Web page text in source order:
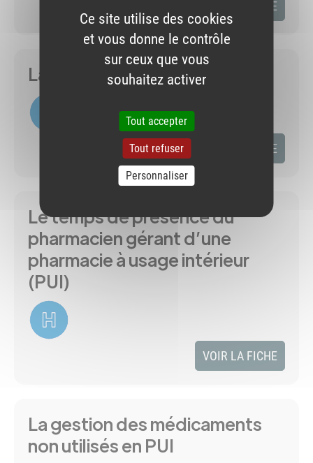
VOIR LA FICHE
La gestion des DASRI en PUI
VOIR LA FICHE
Le temps de présence du
pharmacien gérant d’une
pharmacie à usage intérieur
(PUI)
VOIR LA FICHE
La gestion des médicaments
non utilisés en PUI
Ce site utilise des cookies
et vous donne le contrôle
sur ceux que vous
souhaitez activer
Tout accepter
Tout refuser
Personnaliser